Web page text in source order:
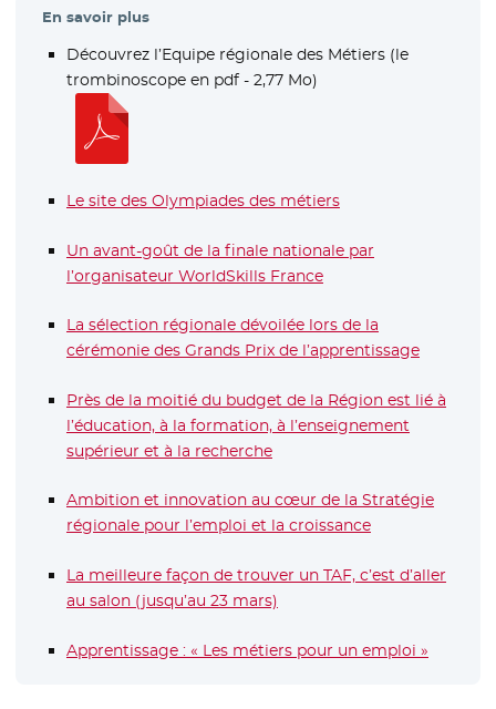
En savoir plus
Découvrez l’Equipe régionale des Métiers (le
trombinoscope en pdf - 2,77 Mo)
Le site des Olympiades des métiers- Nouvelle fenêtre
Un avant-goût de la finale nationale par
l’organisateur WorldSkills France- Nouvelle fenêtre
La sélection régionale dévoilée lors de la
cérémonie des Grands Prix de l’apprentissage
Près de la moitié du budget de la Région est lié à
l’éducation, à la formation, à l’enseignement
supérieur et à la recherche
Ambition et innovation au cœur de la Stratégie
régionale pour l’emploi et la croissance
La meilleure façon de trouver un TAF, c’est d’aller
au salon (jusqu’au 23 mars)
Apprentissage : « Les métiers pour un emploi »